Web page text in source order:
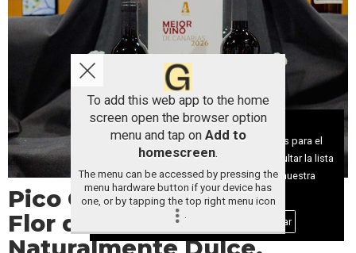
Pico Cho Marcial Tinto y
Flor de Chasna Blanco
To add this web app to the home
screen open the browser option
menu and tap on Add to
homescreen.
The menu can be accessed by pressing the
menu hardware button if your device has
one, or by tapping the top right menu icon
.
Aviso sobre el Uso de cookies:
Utilizamos cookies nuestras y de terceros para el
funcionamiento del digital. Puedes consultar la lista
de cookies y como desconectarlas. Ver nuestra
Política de Privacidad y Cookies
Aceptar Cookies Personalizar